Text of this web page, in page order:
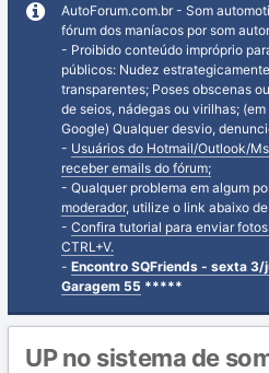
AutoForum.com.br - Som
fórum dos maníacos por som
- Proibido conteúdo impróprio
públicos: Nudez
transparentes; Poses obscenas
de seios, nádegas ou virilhas;
Google) Qualquer desvio,
- Usuários do Hotmail/Outlook/
receber emails do fórum;
- Qualquer problema em algum
moderador, utilize o link abaixo
- Confira tutorial para enviar
CTRL+V.
- Encontro SQFriends - sexta
Garagem 55 *****
UP no sistema de